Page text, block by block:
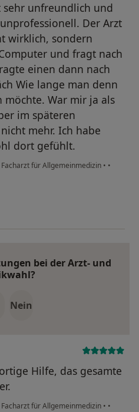
sehr unfreundlich und
Der Arzt
wirklich, sondern
und fragt nach
einen dann nach
Wie lange man denn
möchte. War mir ja als
im späteren
mehr. Ich habe
dort gefühlt.
für Allgemeinmedizin • •
bei der Arzt- und
Nein
Hilfe, das gesamte
für Allgemeinmedizin • •